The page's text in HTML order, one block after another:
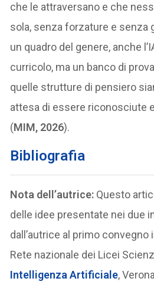
che le attraversano e che
sola, senza forzature e senza
un quadro del genere, anche
curricolo, ma un banco di
quelle strutture di pensiero
attesa di essere riconosciute
(MIM, 2026).
Bibliografia
Nota dell’autrice: Questo
delle idee presentate nei due
dall’autrice al primo convegno
Rete nazionale dei Licei
Intelligenza Artificiale,